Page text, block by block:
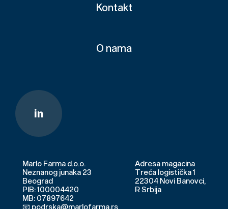
Kontakt
O nama
Marlo Farma d.o.o.
Neznanog junaka 23
Beograd
PIB: 100004420
MB: 07897642
Adresa magacina
Treća logistička 1
22304 Novi Banovci,
R Srbija
📧 podrska@marlofarma.rs